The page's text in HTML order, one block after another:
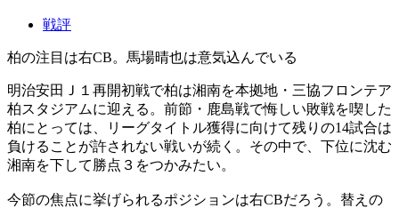
戦評
柏の注目は右CB。馬場晴也は意気込んでいる
明治安田Ｊ１再開初戦で柏は湘南を本拠地・三協フロンテア
柏スタジアムに迎える。前節・鹿島戦で悔しい敗戦を喫した
柏にとっては、リーグタイトル獲得に向けて残りの14試合は
負けることが許されない戦いが続く。その中で、下位に沈む
湘南を下して勝点３をつかみたい。
今節の焦点に挙げられるポジションは右CBだろう。替えの